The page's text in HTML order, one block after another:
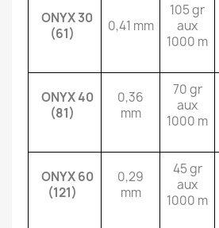
ONYX 30
(61)
0,41 mm
105 gr
aux
1000 m
ONYX 40
(81)
0,36
mm
70 gr
aux
1000 m
ONYX 60
(121)
0,29
mm
45 gr
aux
1000 m